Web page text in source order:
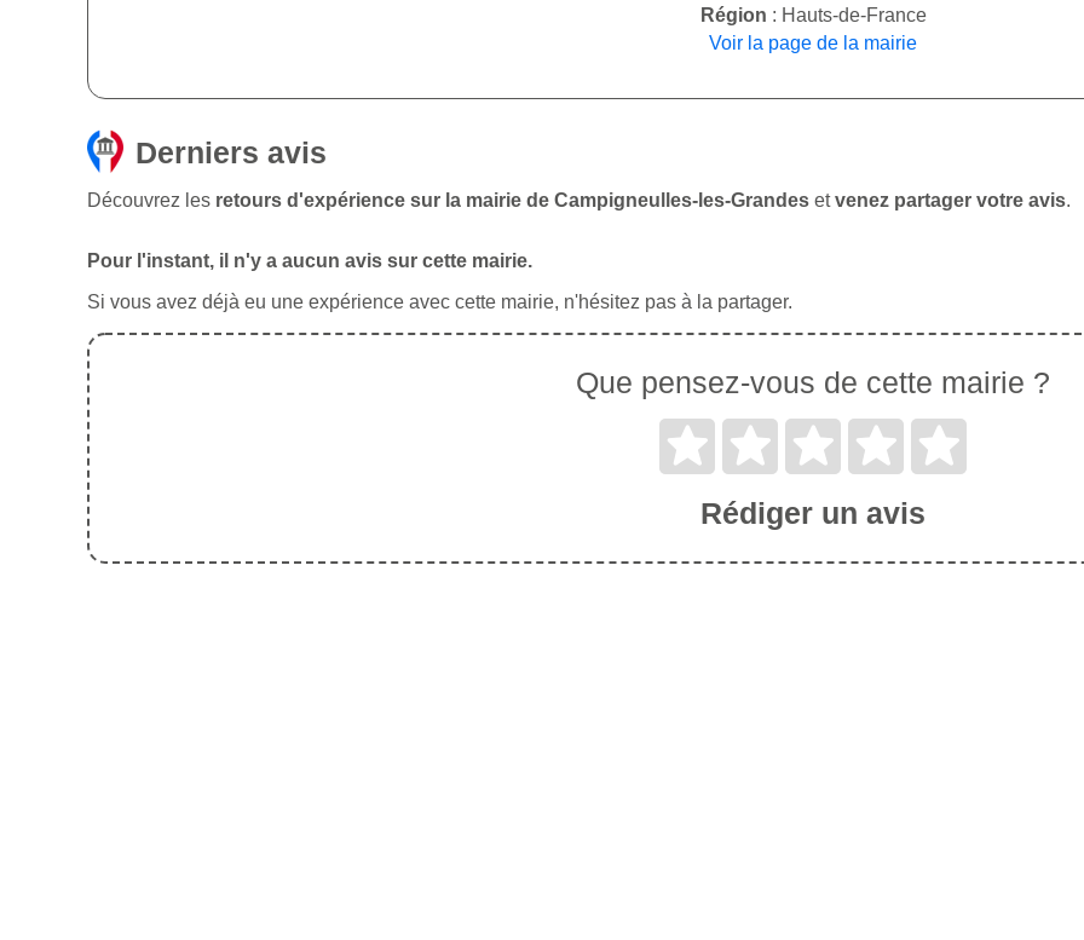
Région : Hauts-de-France
Voir la page de la mairie
Derniers avis
Découvrez les retours d'expérience sur la mairie de Campigneulles-les-Grandes etvenez partager votre avis.
Pour l'instant, il n'y a aucun avis sur cette mairie.
Si vous avez déjà eu une expérience avec cette mairie, n'hésitez pas à la partager.
Que pensez-vous de cette mairie ?
Rédiger un avis